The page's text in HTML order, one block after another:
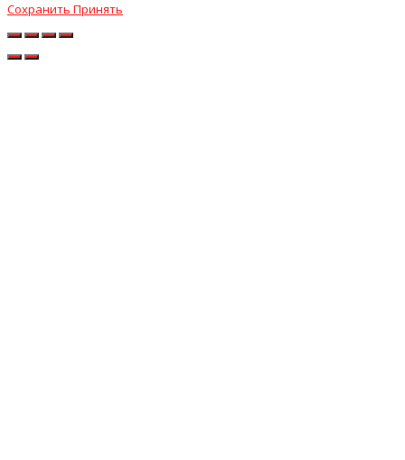
Сохранить Принять